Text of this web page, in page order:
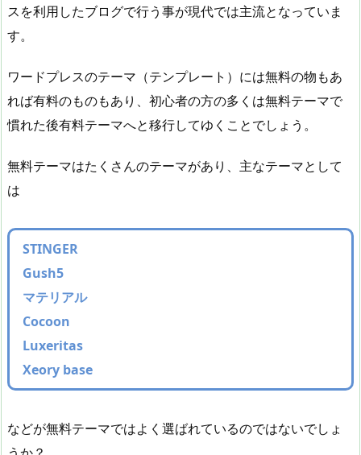
スを利用したブログで行う事が現代では主流となっていま
す。
ワードプレスのテーマ（テンプレート）には無料の物もあ
れば有料のものもあり、初心者の方の多くは無料テーマで
慣れた後有料テーマへと移行してゆくことでしょう。
無料テーマはたくさんのテーマがあり、主なテーマとして
は
STINGER
Gush5
マテリアル
Cocoon
Luxeritas
Xeory base
などが無料テーマではよく選ばれているのではないでしょ